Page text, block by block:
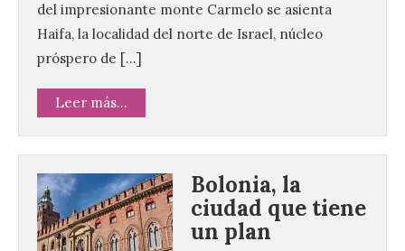
del impresionante monte Carmelo se asienta
Haifa, la localidad del norte de Israel, núcleo
próspero de […]
Leer más...
Bolonia, la
ciudad que tiene
un plan